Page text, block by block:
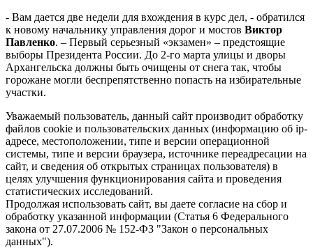
- Вам дается две недели для вхождения в курс дел, - обратился
к новому начальнику управления дорог и мостов Виктор
Павленко. – Первый серьезный «экзамен» – предстоящие
выборы Президента России. До 2-го марта улицы и дворы
Архангельска должны быть очищены от снега так, чтобы
горожане могли беспрепятственно попасть на избирательные
участки.
Уважаемый пользователь, данный сайт производит обработку
файлов cookie и пользовательских данных (информацию об ip-
адресе, местоположении, типе и версии операционной
системы, типе и версии браузера, источнике переадресации на
сайт, и сведения об открытых страницах пользователя) в
целях улучшения функционирования сайта и проведения
статистических исследований.
Продолжая использовать сайт, вы даете согласие на сбор и
обработку указанной информации (Статья 6 Федерального
закона от 27.07.2006 № 152-ФЗ "Закон о персональных
данных").